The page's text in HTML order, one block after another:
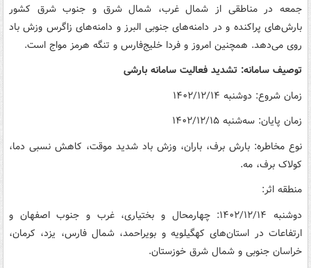
جمعه در مناطقی از شمال غرب، شمال شرق و جنوب شرق کشور
بارش‌های پراکنده و در دامنه‌های جنوبی البرز و دامنه‌های زاگرس وزش باد
روی می‌دهد. همچنین امروز و فردا خلیج‌فارس و تنگه هرمز مواج است.
توصیف سامانه: تشدید فعالیت سامانه بارشی
زمان شروع: دوشنبه ۱۴۰۲/۱۲/۱۴
زمان پایان: سه‌شنبه ۱۴۰۲/۱۲/۱۵
نوع مخاطره: بارش برف، باران، وزش باد شدید موقت، کاهش نسبی دما،
کولاک برف، مه.
منطقه اثر:
دوشنبه ۱۴۰۲/۱۲/۱۴: چهارمحال و بختیاری، غرب و جنوب اصفهان و
ارتفاعات در استان‌های کهگیلویه و بویراحمد، شمال فارس، یزد، کرمان،
خراسان جنوبی و شمال شرق خوزستان.